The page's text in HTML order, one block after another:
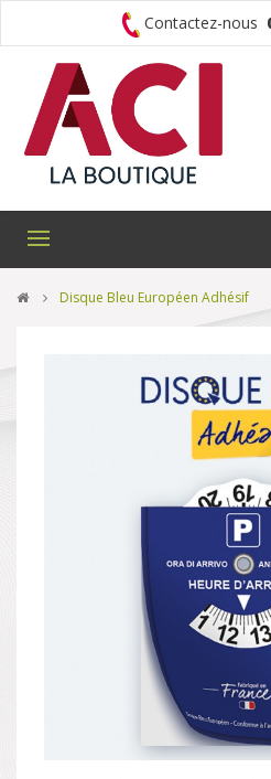
Contactez-nous
Basculer
la
> Disque Bleu Européen Adhésif